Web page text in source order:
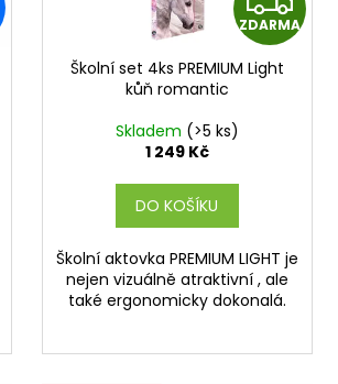
D
ZDARMA
Školní set 4ks PREMIUM Light
kůň romantic
Skladem (>5 ks)
1 249 Kč
DO KOŠÍKU
Školní aktovka PREMIUM LIGHT je
nejen vizuálně atraktivní , ale
také ergonomicky dokonalá.